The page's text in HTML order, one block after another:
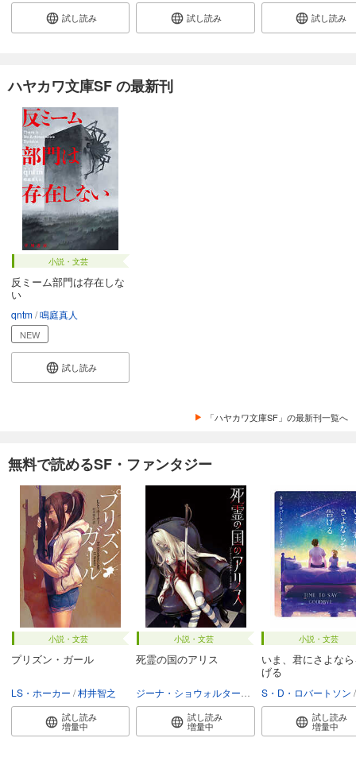
試し読み 試し読み 試し読み
ハヤカワ文庫SF の最新刊
小説・文芸
反ミーム部門は存在しな
い
qntm 鳴庭真人
NEW
試し読み
「ハヤカワ文庫SF」の最新刊一覧へ
無料で読めるSF・ファンタジー
小説・文芸
プリズン・ガール
LS・ホーカー 村井智之
試し読み
増量中
小説・文芸
死霊の国のアリス
大美賀馨
試し読み
増量中
小説・文芸
いま、君にさよな
げる
S・D・ロバートソン
試し読み
増量中